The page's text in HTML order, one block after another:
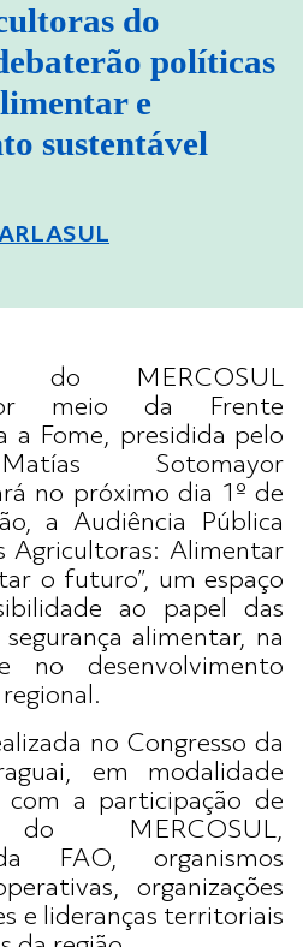
do
políticas
e
sustentável
do MERCOSUL
meio da Frente
a Fome, presidida pelo
Sotomayor
no próximo dia 1º de
a Audiência Pública
Agricultoras: Alimentar
o futuro”, um espaço
ao papel das
alimentar, na
no desenvolvimento
no Congresso da
em modalidade
com a participação de
do MERCOSUL,
FAO, organismos
organizações
e lideranças territoriais